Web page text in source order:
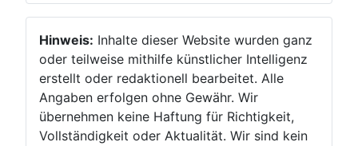
Hinweis: Inhalte dieser Website wurden ganz
oder teilweise mithilfe künstlicher Intelligenz
erstellt oder redaktionell bearbeitet. Alle
Angaben erfolgen ohne Gewähr. Wir
übernehmen keine Haftung für Richtigkeit,
Vollständigkeit oder Aktualität. Wir sind kein